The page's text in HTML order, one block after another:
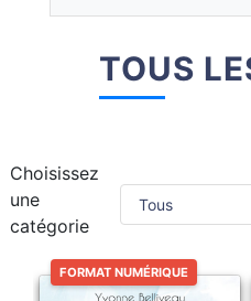
TOUS
Choisissez
une
catégorie
FORMAT NUMÉRIQUE